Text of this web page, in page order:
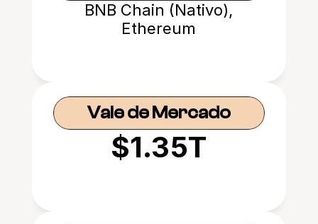
BNB Chain (Nativo),
Ethereum
Vale de Mercado
$1.35T